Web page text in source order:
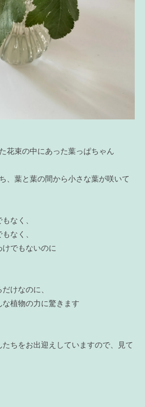
花束の中にあった葉っぱちゃん
、葉と葉の間から小さな葉が咲いて
なく、
なく、
でもないのに
けなのに、
植物の力に驚きます
ちをお出迎えしていますので、見て